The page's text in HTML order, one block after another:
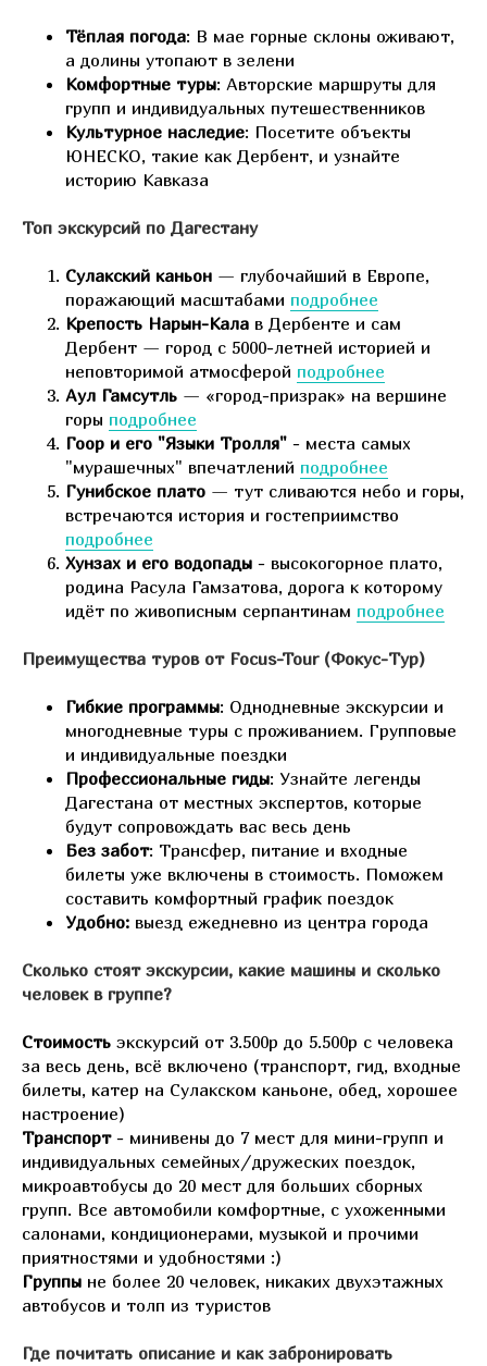
Тёплая погода: В мае горные склоны оживают,
а долины утопают в зелени
Комфортные туры: Авторские маршруты для
групп и индивидуальных путешественников
Культурное наследие: Посетите объекты
ЮНЕСКО, такие как Дербент, и узнайте
историю Кавказа
Топ экскурсий по Дагестану
Сулакский каньон — глубочайший в Европе,
поражающий масштабами подробнее
Крепость Нарын-Кала в Дербенте и сам
Дербент — город с 5000-летней историей и
неповторимой атмосферой подробнее
Аул Гамсутль — «город-призрак» на вершине
горы подробнее
Гоор и его "Языки Тролля" - места самых
"мурашечных" впечатлений подробнее
Гунибское плато — тут сливаются небо и горы,
встречаются история и гостеприимство
подробнее
Хунзах и его водопады - высокогорное плато,
родина Расула Гамзатова, дорога к которому
идёт по живописным серпантинам подробнее
Преимущества туров от Focus-Tour (Фокус-Тур)
Гибкие программы: Однодневные экскурсии и
многодневные туры с проживанием. Групповые
и индивидуальные поездки
Профессиональные гиды: Узнайте легенды
Дагестана от местных экспертов, которые
будут сопровождать вас весь день
Без забот: Трансфер, питание и входные
билеты уже включены в стоимость. Поможем
составить комфортный график поездок
Удобно: выезд ежедневно из центра города
Сколько стоят экскурсии, какие машины и сколько
человек в группе?
Стоимость экскурсий от 3.500р до 5.500р с человека
за весь день, всё включено (транспорт, гид, входные
билеты, катер на Сулакском каньоне, обед, хорошее
настроение)
Транспорт- минивены до 7 мест для мини-групп и
индивидуальных семейных/дружеских поездок,
микроавтобусы до 20 мест для больших сборных
групп. Все автомобили комфортные, с ухоженными
салонами, кондиционерами, музыкой и прочими
приятностями и удобностями :)
Группы не более 20 человек, никаких двухэтажных
автобусов и толп из туристов
Где почитать описание и как забронировать